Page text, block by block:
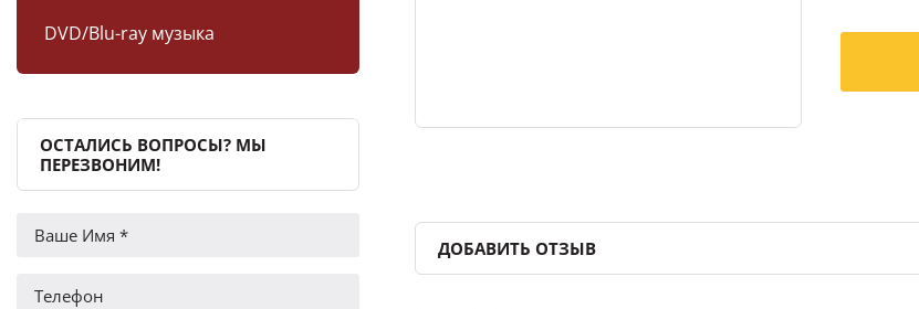
DVD/Blu-ray музыка
ОСТАЛИСЬ ВОПРОСЫ? МЫ
ПЕРЕЗВОНИМ!
ДОБАВИТЬ ОТЗЫВ